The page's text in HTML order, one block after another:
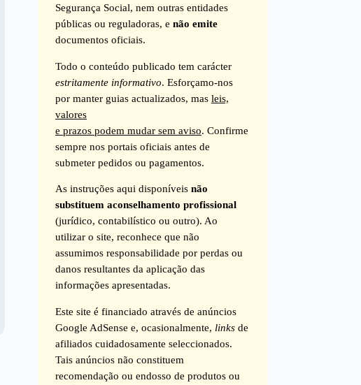
Segurança Social, nem outras entidades
públicas ou reguladoras, enão emite
documentos oficiais.
Todo o conteúdo publicado tem carácter
estritamente informativo. Esforçamo-nos
por manter guias actualizados, masleis,
valores
e prazos podem mudar sem aviso. Confirme
sempre nos portais oficiais antes de
submeter pedidos ou pagamentos.
As instruções aqui disponíveisnão
substituem aconselhamento profissional
(jurídico, contabilístico ou outro). Ao
utilizar o site, reconhece que não
assumimos responsabilidade por perdas ou
danos resultantes da aplicação das
informações apresentadas.
Este site é financiado através de anúncios
Google AdSense e, ocasionalmente, links de
afiliados cuidadosamente seleccionados.
Tais anúncios não constituem
recomendação ou endosso de produtos ou